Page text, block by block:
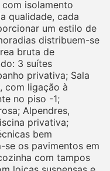
isolamento
qualidade, cada
um estilo de
distribuem-se
bruta de
3 suítes
privativa; Sala
com ligação à
no piso -1;
Alpendres,
privativa;
bem
se os pavimentos em
com tampos